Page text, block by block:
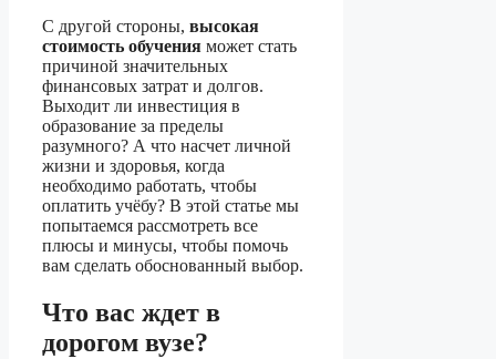
С другой стороны, высокая
стоимость обучения может стать
причиной значительных
финансовых затрат и долгов.
Выходит ли инвестиция в
образование за пределы
разумного? А что насчет личной
жизни и здоровья, когда
необходимо работать, чтобы
оплатить учёбу? В этой статье мы
попытаемся рассмотреть все
плюсы и минусы, чтобы помочь
вам сделать обоснованный выбор.
Что вас ждет в
дорогом вузе?